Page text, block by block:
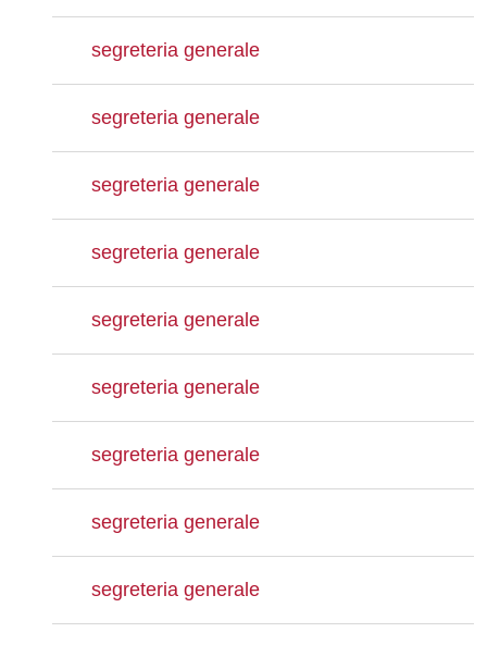
segreteria generale
segreteria generale
segreteria generale
segreteria generale
segreteria generale
segreteria generale
segreteria generale
segreteria generale
segreteria generale